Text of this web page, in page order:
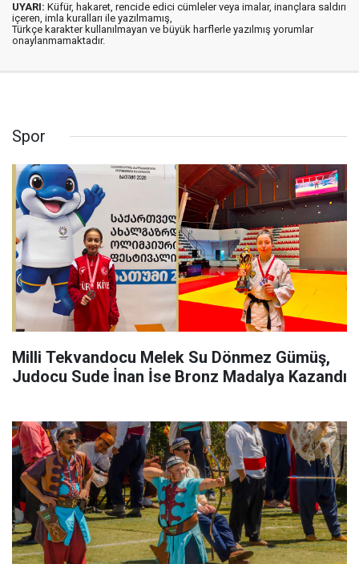
UYARI: Küfür, hakaret, rencide edici cümleler veya imalar, inançlara saldırı
içeren, imla kuralları ile yazılmamış,
Türkçe karakter kullanılmayan ve büyük harflerle yazılmış yorumlar
onaylanmamaktadır.
Spor
Milli Tekvandocu Melek Su Dönmez Gümüş,
Judocu Sude İnan İse Bronz Madalya Kazandı